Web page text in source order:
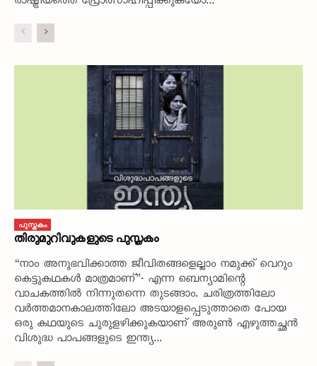
പുസ്തകം
തിരുമുറിവുകളുടെ പുസ്തകം
“നാം അനുഭവിക്കാത്ത ജീവിതങ്ങളെല്ലാം നമുക്ക് വെറും
കെട്ടുകഥകൾ മാത്രമാണ്”- എന്ന ബെന്യാമിന്റെ
വാചകത്തിൽ നിന്നുതന്നെ തുടങ്ങാം. ചരിത്രത്തിലോ
വർത്തമാനകാലത്തിലോ അടയാളപ്പെടുത്താതെ പോയ
ഒരു കഥയുടെ ചുരുളഴിക്കുകയാണ് അരുൺ എഴുത്തച്ഛൻ
വിശുദ്ധ പാപങ്ങളുടെ ഇന്ത്യ...